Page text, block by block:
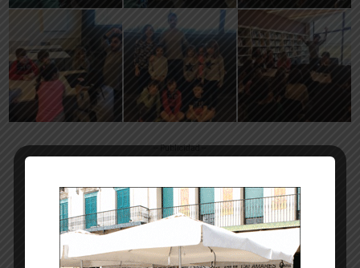
-- Publicidad --